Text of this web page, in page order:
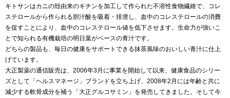
キトサンはカニの殻由来のキチンを加工して作られた不溶性食物繊維で、コレ
ステロールから作られる胆汁酸を吸着・排泄し、血中のコレステロールの消費
を促すことにより、血中のコレステロール値を低下させます。生命力が強いこ
とで知られる有機栽培の明日葉がベースの青汁です。
どちらの製品も、毎日の健康をサポートできる抹茶風味のおいしい青汁に仕上
げています。
大正製薬の通信販売は、2006年3月に事業を開始して以来、健康食品のシリー
ズとして「ヘルスマネージ」ブランドを立ち上げ、2008年2月には年齢と共に
減少する軟骨成分を補う「大正グルコサミン」を発売してきました。そして今